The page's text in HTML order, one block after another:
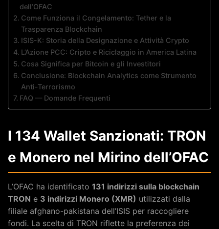
dell’OFAC
Come Funziona il Congelamento: Tether e la
Trasparenza Blockchain
ISIS-K: Storia della Designazione e Attività Crypto
L’Azione PCC: Cripto e Riciclaggio in America Latina
Cosa Significa per Bitcoin e gli Investitori
Conclusione: Blockchain Analytics come Strumento
Anti-Terrorismo
FAQ — Domande Frequenti
I 134 Wallet Sanzionati: TRON
e Monero nel Mirino dell’OFAC
L’OFAC ha identificato 131 indirizzi sulla blockchain
TRON e 3 indirizzi Monero (XMR) utilizzati dalla
filiale afghano-pakistana dell’ISIS per raccogliere
fondi. La scelta di TRON riflette la preferenza dei